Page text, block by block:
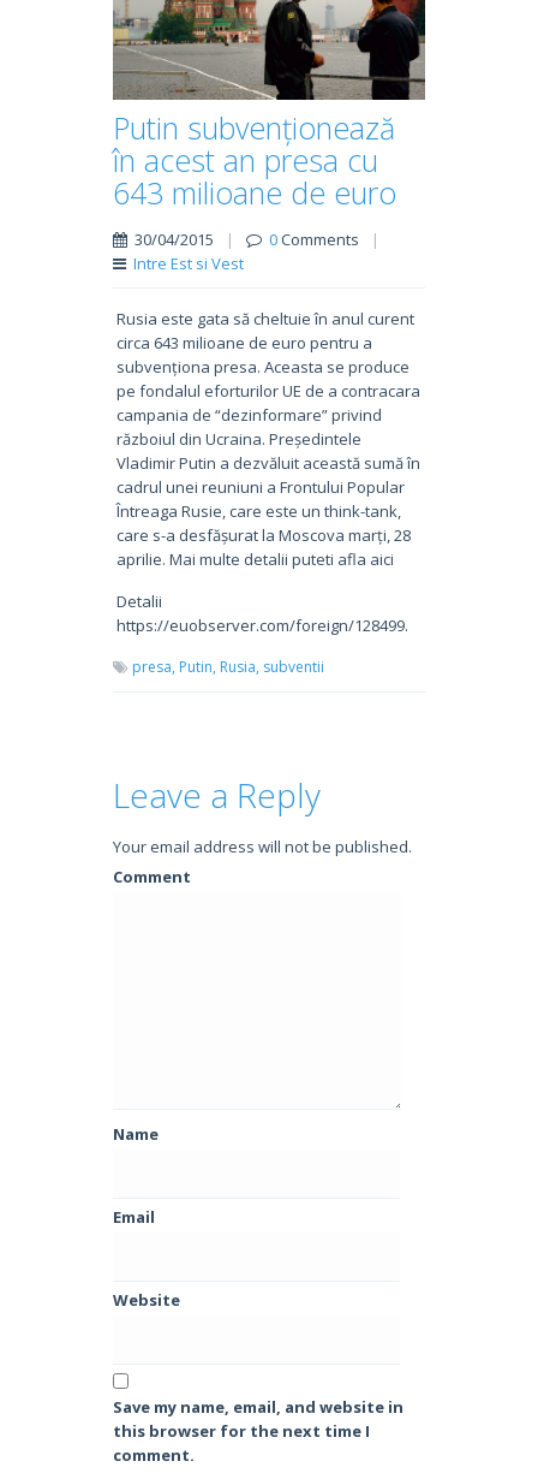
Putin subvenționează
în acest an presa cu
643 milioane de euro
30/04/2015 | 0Comments
|
Intre Est si Vest
Rusia este gata să cheltuie în anul curent
circa 643 milioane de euro pentru a
subvenționa presa. Aceasta se produce
pe fondalul eforturilor UE de a contracara
campania de “dezinformare” privind
războiul din Ucraina. Președintele
Vladimir Putin a dezvăluit această sumă în
cadrul unei reuniuni a Frontului Popular
Întreaga Rusie, care este un think-tank,
care s-a desfășurat la Moscova marți, 28
aprilie. Mai multe detalii puteti afla aici
Detalii
https://euobserver.com/foreign/128499.
presa, Putin, Rusia, subventii
Leave a Reply
Your email address will not be published.
Comment
Name
Email
Website
Save my name, email, and website in
this browser for the next time I
comment.